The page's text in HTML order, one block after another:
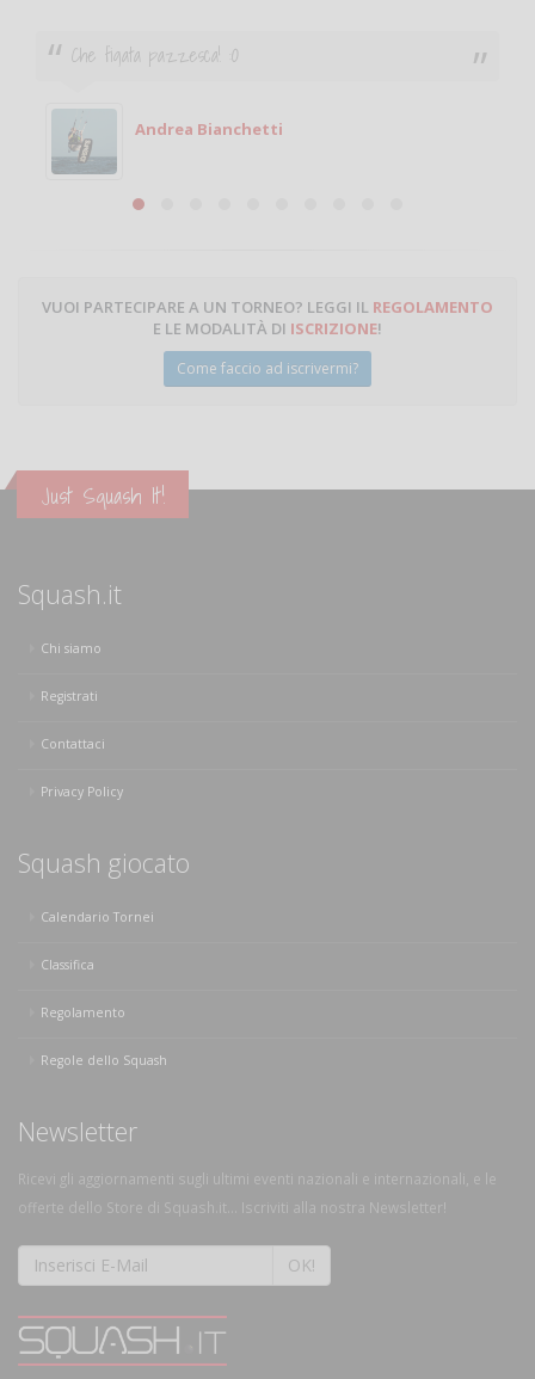
Ciao. Sono a Treviglio da poco e vorrei tornare a
giocare. Se sei in zona e puoi giocare fammi sapere.
Michele
Michele Miglionico
VUOI PARTECIPARE A UN TORNEO? LEGGI IL REGOLAMENTO
E LE MODALITÀ DI ISCRIZIONE!
Come faccio ad iscrivermi?
Just Squash It!
Squash.it
Chi siamo
Registrati
Contattaci
Privacy Policy
Squash giocato
Calendario Tornei
Classifica
Regolamento
Regole dello Squash
Newsletter
Ricevi gli aggiornamenti sugli ultimi eventi nazionali e internazionali, e le
offerte dello Store di Squash.it... Iscriviti alla nostra Newsletter!
OK!